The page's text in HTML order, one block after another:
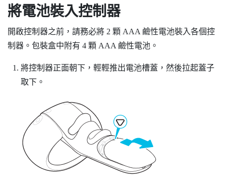
將電池裝入控制器
開啟控制器之前，請務必將 2 顆 AAA 鹼性電池裝入各個控
制器。包裝盒中附有 4 顆 AAA 鹼性電池。
將控制器正面朝下，輕輕推出電池槽蓋，然後拉起蓋子
取下。